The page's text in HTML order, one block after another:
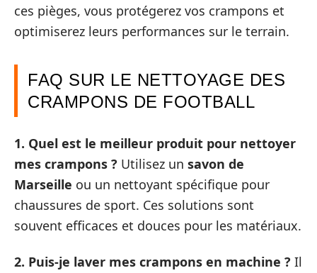
ces pièges, vous protégerez vos crampons et
optimiserez leurs performances sur le terrain.
FAQ SUR LE NETTOYAGE DES
CRAMPONS DE FOOTBALL
1. Quel est le meilleur produit pour nettoyer
mes crampons ? Utilisez un savon de
Marseille ou un nettoyant spécifique pour
chaussures de sport. Ces solutions sont
souvent efficaces et douces pour les matériaux.
2. Puis-je laver mes crampons en machine ? Il